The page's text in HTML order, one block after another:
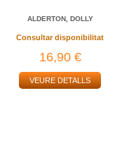
ALDERTON, DOLLY
Consultar disponibilitat
16,90 €
VEURE DETALLS